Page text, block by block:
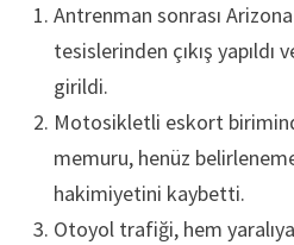
Antrenman sonrası
tesislerinden çıkış yapıldı
girildi.
Motosikletli eskort
memuru, henüz
hakimiyetini kaybetti.
Otoyol trafiği, hem